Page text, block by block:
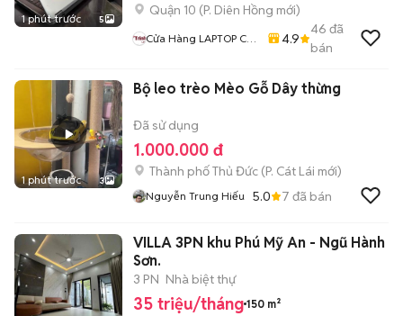
1 phút trước 5
Quận 10 (P. Diên Hồng mới)
Cửa Hàng LAPTOP Cũ
4.9
46 đã
bán
1 phút trước 3
Bộ leo trèo Mèo Gỗ Dây thừng
Đã sử dụng
1.000.000 đ
Thành phố Thủ Đức (P. Cát Lái mới)
Nguyễn Trung Hiếu 5.0 7 đã bán
VILLA 3PN khu Phú Mỹ An - Ngũ Hành
Sơn.
3 PN Nhà biệt thự
35 triệu/tháng 150 m²